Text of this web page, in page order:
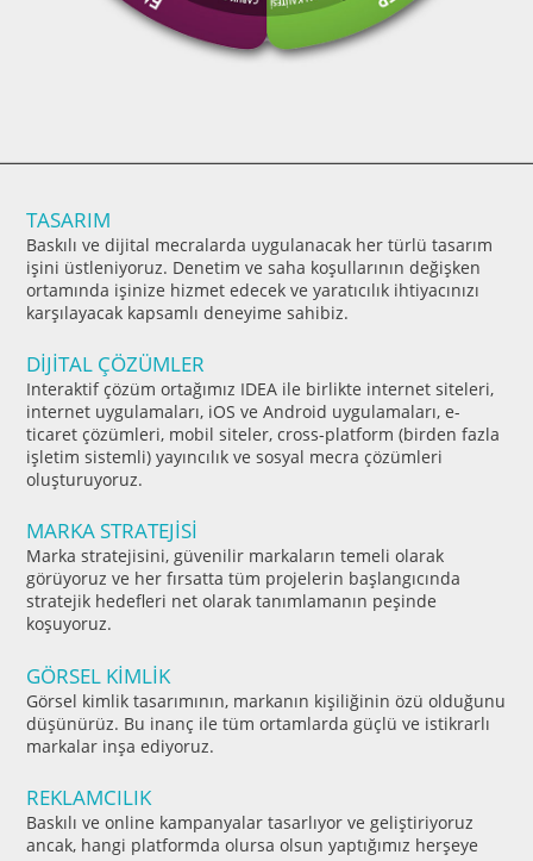
TASARIM
Baskılı ve dijital mecralarda uygulanacak her türlü tasarım
işini üstleniyoruz. Denetim ve saha koşullarının değişken
ortamında işinize hizmet edecek ve yaratıcılık ihtiyacınızı
karşılayacak kapsamlı deneyime sahibiz.
DİJİTAL ÇÖZÜMLER
Interaktif çözüm ortağımız IDEA ile birlikte internet siteleri,
internet uygulamaları, iOS ve Android uygulamaları, e-
ticaret çözümleri, mobil siteler, cross-platform (birden fazla
işletim sistemli) yayıncılık ve sosyal mecra çözümleri
oluşturuyoruz.
MARKA STRATEJİSİ
Marka stratejisini, güvenilir markaların temeli olarak
görüyoruz ve her fırsatta tüm projelerin başlangıcında
stratejik hedefleri net olarak tanımlamanın peşinde
koşuyoruz.
GÖRSEL KİMLİK
Görsel kimlik tasarımının, markanın kişiliğinin özü olduğunu
düşünürüz. Bu inanç ile tüm ortamlarda güçlü ve istikrarlı
markalar inşa ediyoruz.
REKLAMCILIK
Baskılı ve online kampanyalar tasarlıyor ve geliştiriyoruz
ancak, hangi platformda olursa olsun yaptığımız herşeye